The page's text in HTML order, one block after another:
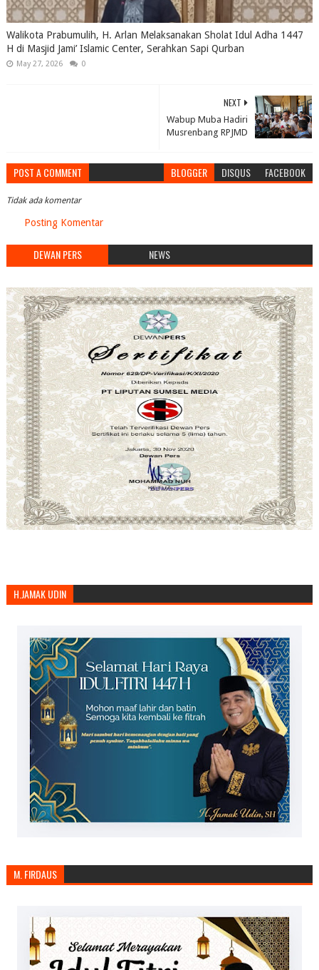
Walikota Prabumulih, H. Arlan Melaksanakan Sholat Idul Adha 1447
H di Masjid Jami’ Islamic Center, Serahkan Sapi Qurban
May 27, 2026 0
NEXT
Wabup Muba Hadiri
Musrenbang RPJMD
POST A COMMENT BLOGGER DISQUS FACEBOOK
Tidak ada komentar
Posting Komentar
DEWAN PERS NEWS
H.JAMAK UDIN
M. FIRDAUS